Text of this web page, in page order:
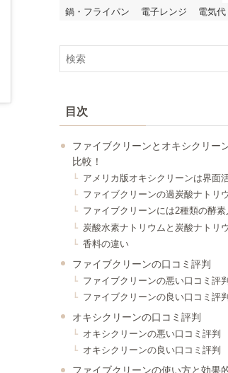
鍋・フライパン
電子レンジ 電気代
目次
ファイブクリーンとオキシクリー
比較！
アメリカ版オキシクリーンは界面
ファイブクリーンの過炭酸ナトリ
ファイブクリーンには2種類の酵素
炭酸水素ナトリウムと炭酸ナトリ
香料の違い
ファイブクリーンの口コミ評判
ファイブクリーンの悪い口コミ評判
ファイブクリーンの良い口コミ評判
オキシクリーンの口コミ評判
オキシクリーンの悪い口コミ評判
オキシクリーンの良い口コミ評判
ファイブクリーンの使い方と効果